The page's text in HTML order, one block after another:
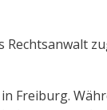
Freiburg.